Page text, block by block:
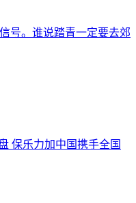
号。谁说踏青一定要去郊
保乐力加中国携手全国